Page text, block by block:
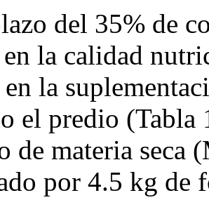
del 35% de
en la calidad
la
el predio (Tabla
de materia seca
por 4.5 kg de